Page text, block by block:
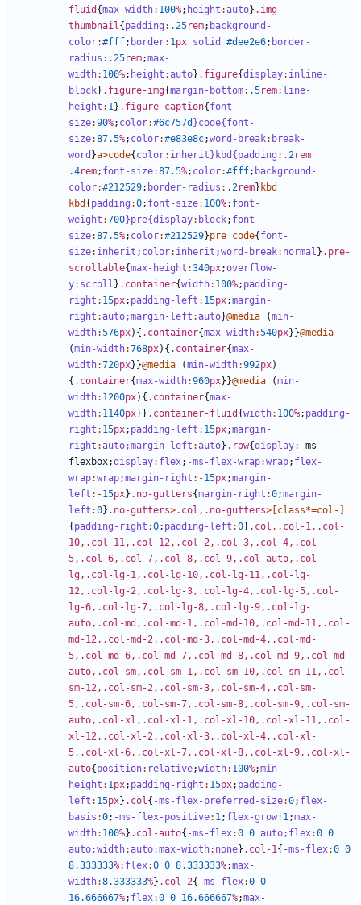
fluid {max-width: 100%; height :auto} .img-
thumbnail{ padding : .25rem; background-
color:#fff; border: 1px solid #dee2e6; border-
radius : .25rem;max-
width: 100%; height :auto} .figure{display: inline-
block} .figure-img{margin-bottom: .5rem; line-
height : 1} .figure-caption{ font-
size:90%; color:#6c757d }code{font-
size:87.5%; color:#e83e8c;word-break: break-
word }a>code{ color: inherit }kbd{padding :.2rem
.4rem; font-size:87.5%; color:#fff; background-
color:#212529; border-radius : .2rem} kbd
kbd { padding :0; font-size: 100%; font-
weight :700}pre{display: block; font-
size:87.5%; color:#212529}pre code{ font-
size: inherit ; color: inherit ;word-break: normal } .pre-
scrollable{max-height :340px;overflow-
y: scroll } .container{width: 100%; padding-
right : 15px; padding-left : 15px;margin-
right :auto;margin-left :auto}@media (min-
width:576px){ .container{max-width:540px}}@media
(min-width:768px){ .container{max-
width:720px}}@media (min-width:992px)
{ .container{max-width:960px}}@media (min-
width: 1200px){ .container{max-
width: 1140px}} .container-fluid {width: 100%; padding-
right : 15px; padding-left : 15px;margin-
right :auto;margin-left :auto} .row{display:-ms-
flexbox;display: flex; -ms-flex-wrap:wrap; flex-
wrap:wrap;margin-right :-15px;margin-
left :-15px} .no-gutters{margin-right :0;margin-
left :0} .no-gutters>.col , .no-gutters>[ class*=col-
{ padding-right :0; padding-left :0} .col , .col-1, .col-
10, .col-11, .col-12, .col-2, .col-3, .col-4, .col-
5, .col-6, .col-7, .col-8, .col-9, .col-auto, .col-
lg, .col-lg-1, .col-lg-10, .col-lg-11, .col-lg-
12, .col-lg-2, .col-lg-3, .col-lg-4, .col-lg-5, .col-
lg-6, .col-lg-7, .col-lg-8, .col-lg-9, .col-lg-
auto, .col-md , .col-md-1, .col-md-10, .col-md-11, .col-
md-12, .col-md-2, .col-md-3, .col-md-4, .col-md-
5, .col-md-6, .col-md-7, .col-md-8, .col-md-9, .col-md-
auto, .col-sm, .col-sm-1, .col-sm-10, .col-sm-11, .col-
sm-12, .col-sm-2, .col-sm-3, .col-sm-4, .col-sm-
5, .col-sm-6, .col-sm-7, .col-sm-8, .col-sm-9, .col-sm-
auto, .col-xl , .col-xl-1, .col-xl-10, .col-xl-11, .col-
xl-12, .col-xl-2, .col-xl-3, .col-xl-4, .col-xl-
5, .col-xl-6, .col-xl-7, .col-xl-8, .col-xl-9, .col-xl-
auto{ position: relative;width: 100%;min-
height : 1px; padding-right : 15px; padding-
left : 15px} .col{ -ms-flex-preferred-size:0; flex-
basis :0; -ms-flex-positive: 1; flex-grow: 1;max-
width: 100%} .col-auto{ -ms-flex:0 0 auto; flex:0 0
auto;width:auto;max-width: none} .col-1{ -ms-flex:0 0
8.333333%; flex:0 0 8.333333%;max-
width:8.333333%} .col-2{ -ms-flex:0 0
16.666667%; flex:0 0 16.666667%;max-